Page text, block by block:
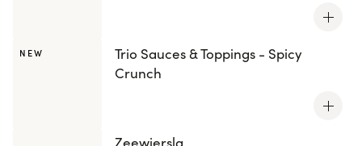
NEW
Trio Sauces & Toppings - Spicy
Crunch